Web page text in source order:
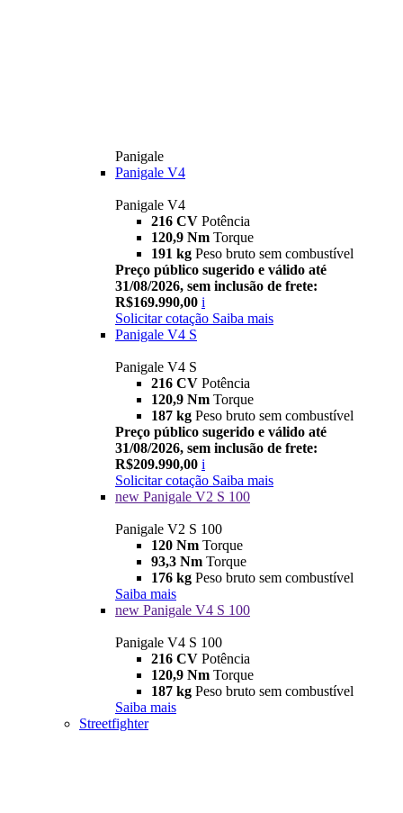
Panigale
Panigale V4
Panigale V4
216 CV Potência
120,9 Nm Torque
191 kg Peso bruto sem combustível
Preço público sugerido e válido até
31/08/2026, sem inclusão de frete:
R$169.990,00 i
Solicitar cotação Saiba mais
Panigale V4 S
Panigale V4 S
216 CV Potência
120,9 Nm Torque
187 kg Peso bruto sem combustível
Preço público sugerido e válido até
31/08/2026, sem inclusão de frete:
R$209.990,00 i
Solicitar cotação Saiba mais
new Panigale V2 S 100
Panigale V2 S 100
120 Nm Torque
93,3 Nm Torque
176 kg Peso bruto sem combustível
Saiba mais
new Panigale V4 S 100
Panigale V4 S 100
216 CV Potência
120,9 Nm Torque
187 kg Peso bruto sem combustível
Saiba mais
Streetfighter